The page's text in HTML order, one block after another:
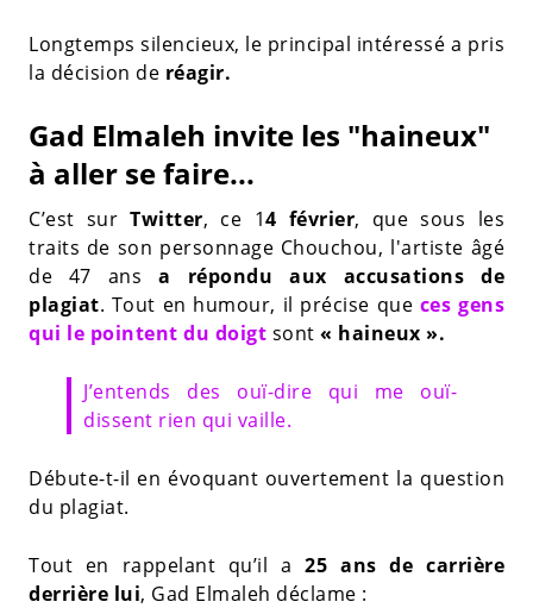
Longtemps silencieux, le principal intéressé a pris
la décision de réagir.
Gad Elmaleh invite les "haineux"
à aller se faire...
C’est surTwitter, ce 14 février, que sous les
traits de son personnage Chouchou, l'artiste âgé
de 47 ansa répondu aux accusations de
plagiat. Tout en humour, il précise que ces gens
qui le pointent du doigt sont « haineux ».
J’entends des ouï-dire qui me ouï-
dissent rien qui vaille.
Débute-t-il en évoquant ouvertement la question
du plagiat.
Tout en rappelant qu’il a25 ans de carrière
derrière lui, Gad Elmaleh déclame :